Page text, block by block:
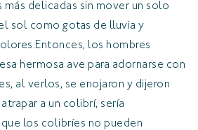
más delicadas sin mover un solo
sol como gotas de lluvia y
los hombres
hermosa ave para adornarse con
al verlos, se enojaron y dijeron
a un colibrí, sería
los colibríes no pueden